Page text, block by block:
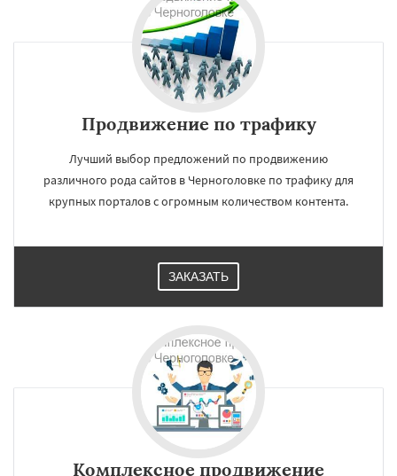
Продвижение по трафику
Лучший выбор предложений по продвижению
различного рода сайтов в Черноголовке по трафику для
крупных порталов с огромным количеством контента.
ЗАКАЗАТЬ
Комплексное продвижение